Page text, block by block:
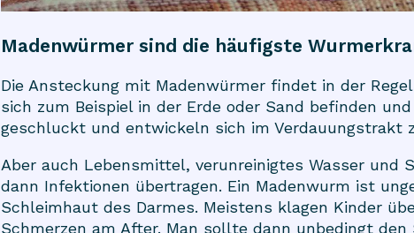
Madenwürmer sind die häufigste
Die Ansteckung mit Madenwürmer findet in der
sich zum Beispiel in der Erde oder Sand befinden
geschluckt und entwickeln sich im Verdauungstrakt
Aber auch Lebensmittel, verunreinigtes Wasser und
dann Infektionen übertragen. Ein Madenwurm ist
Schleimhaut des Darmes. Meistens klagen Kinder
Schmerzen am After. Man sollte dann unbedingt